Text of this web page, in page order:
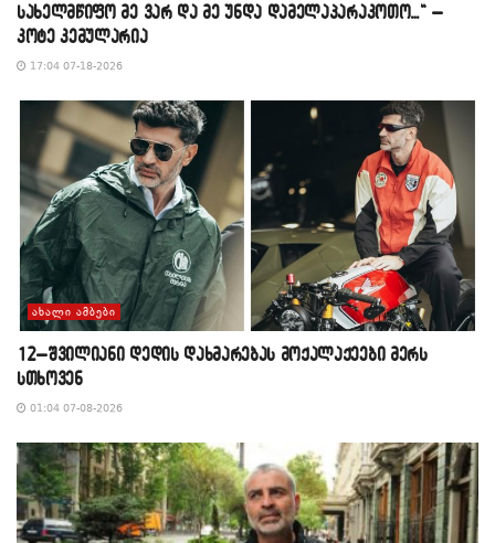
სახელმწიფო მე ვარ და მე უნდა დამელაპარაკოთო…“ –
კოტე კემულარია
17:04 07-18-2026
ᲐᲮᲐᲚᲘ ᲐᲛᲑᲔᲑᲘ
12–შვილიანი დედის დახმარებას მოქალაქეები მერს
სთხოვენ
01:04 07-08-2026